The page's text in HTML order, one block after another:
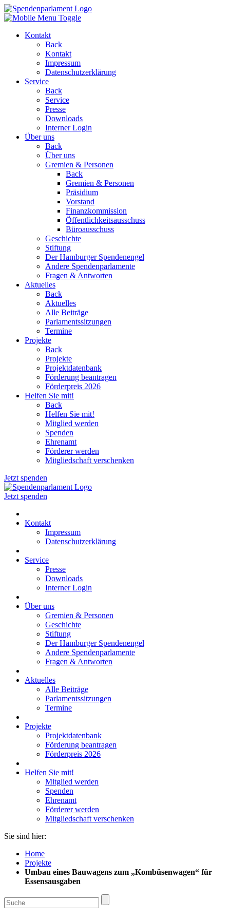
Kontakt
Back
Kontakt
Impressum
Datenschutzerklärung
Service
Back
Service
Presse
Downloads
Interner Login
Über uns
Back
Über uns
Gremien & Personen
Back
Gremien & Personen
Präsidium
Vorstand
Finanzkommission
Öffentlichkeitsausschuss
Büroausschuss
Geschichte
Stiftung
Der Hamburger Spendenengel
Andere Spendenparlamente
Fragen & Antworten
Aktuelles
Back
Aktuelles
Alle Beiträge
Parlamentssitzungen
Termine
Projekte
Back
Projekte
Projektdatenbank
Förderung beantragen
Förderpreis 2026
Helfen Sie mit!
Back
Helfen Sie mit!
Mitglied werden
Spenden
Ehrenamt
Förderer werden
Mitgliedschaft verschenken
Jetzt spenden
Jetzt spenden
Kontakt
Impressum
Datenschutzerklärung
Service
Presse
Downloads
Interner Login
Über uns
Gremien & Personen
Geschichte
Stiftung
Der Hamburger Spendenengel
Andere Spendenparlamente
Fragen & Antworten
Aktuelles
Alle Beiträge
Parlamentssitzungen
Termine
Projekte
Projektdatenbank
Förderung beantragen
Förderpreis 2026
Helfen Sie mit!
Mitglied werden
Spenden
Ehrenamt
Förderer werden
Mitgliedschaft verschenken
Sie sind hier:
Home
Projekte
Umbau eines Bauwagens zum „Kombüsenwagen“ für
Essensausgaben